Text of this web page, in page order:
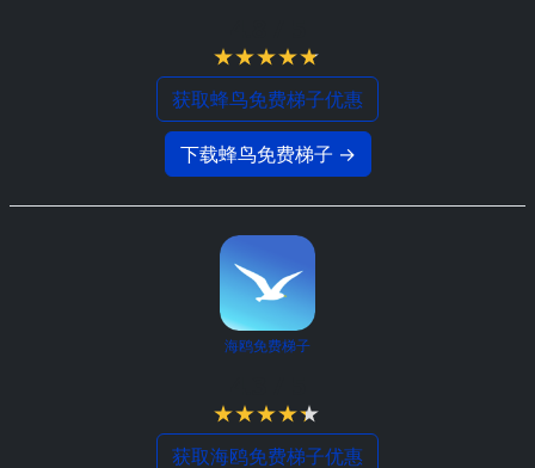
获取蜂鸟免费梯子优惠
下载蜂鸟免费梯子 →
海鸥免费梯子
获取海鸥免费梯子优惠